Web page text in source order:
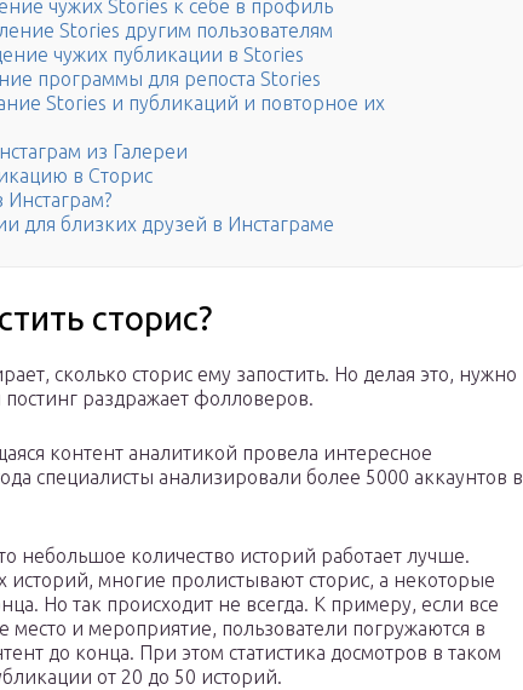
чужих Stories к себе в профиль
Stories другим пользователям
чужих публикации в Stories
программы для репоста Stories
Stories и публикаций и повторное их
из Галереи
в Сторис
для близких друзей в Инстаграме
сторис?
сколько сторис ему запостить. Но делая это, нужно
раздражает фолловеров.
контент аналитикой провела интересное
специалисты анализировали более 5000 аккаунтов в
небольшое количество историй работает лучше.
историй, многие пролистывают сторис, а некоторые
Но так происходит не всегда. К примеру, если все
место и мероприятие, пользователи погружаются в
до конца. При этом статистика досмотров в таком
от 20 до 50 историй.